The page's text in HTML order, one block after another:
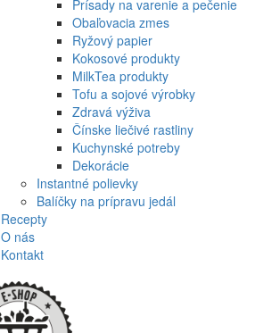
Prísady na varenie a pečenie
Obaľovacia zmes
Ryžový papier
Kokosové produkty
MilkTea produkty
Tofu a sojové výrobky
Zdravá výživa
Čínske liečivé rastliny
Kuchynské potreby
Dekorácie
Instantné polievky
Balíčky na prípravu jedál
Recepty
O nás
Kontakt